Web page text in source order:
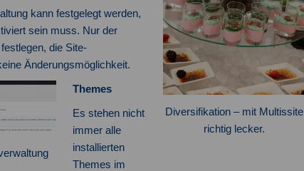
Diversifikation – mit Multissite
richtig lecker.
kann festgelegt werden,
sein muss. Nur der
die Site-
Änderungsmöglichkeit.
Themes
Es stehen nicht
immer alle
installierten
Themes im